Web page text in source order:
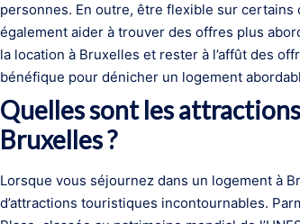
personnes. En outre, être flexible sur
également aider à trouver des offres plus
la location à Bruxelles et rester à l’affût des
bénéfique pour dénicher un logement
Quelles sont les
Bruxelles ?
Lorsque vous séjournez dans un logement à
d’attractions touristiques incontournables.